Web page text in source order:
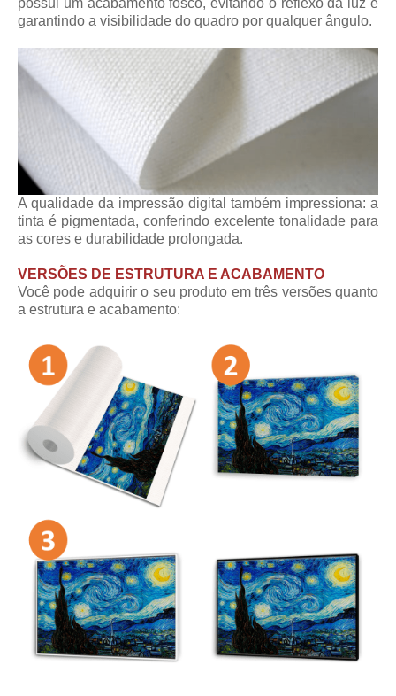
possui um acabamento fosco, evitando o reflexo da luz e
garantindo a visibilidade do quadro por qualquer ângulo.
A qualidade da impressão digital também impressiona: a
tinta é pigmentada, conferindo excelente tonalidade para
as cores e durabilidade prolongada.
VERSÕES DE ESTRUTURA E ACABAMENTO
Você pode adquirir o seu produto em três versões quanto
a estrutura e acabamento: